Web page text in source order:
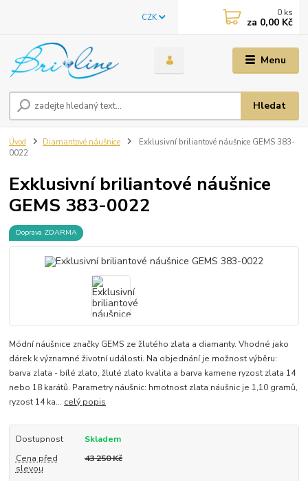
Menu
CZK
Hledat
0 ks
za 0,00 Kč
Úvod Diamantové náušnice
Exklusivní briliantové náušnice GEMS 383-
0022
Exklusivní briliantové náušnice
GEMS 383-0022
Doprava ZDARMA
Módní náušnice značky GEMS ze žlutého zlata a diamanty. Vhodné jako
dárek k významné životní události. Na objednání je možnost výběru:
barva zlata - bílé zlato, žluté zlato kvalita a barva kamene ryzost zlata 14
nebo 18 karátů. Parametry náušnic: hmotnost zlata náušnic je 1,10 gramů,
ryzost 14 ka... celý popis
Dostupnost
Skladem
Cena před
slevou
43 250 Kč